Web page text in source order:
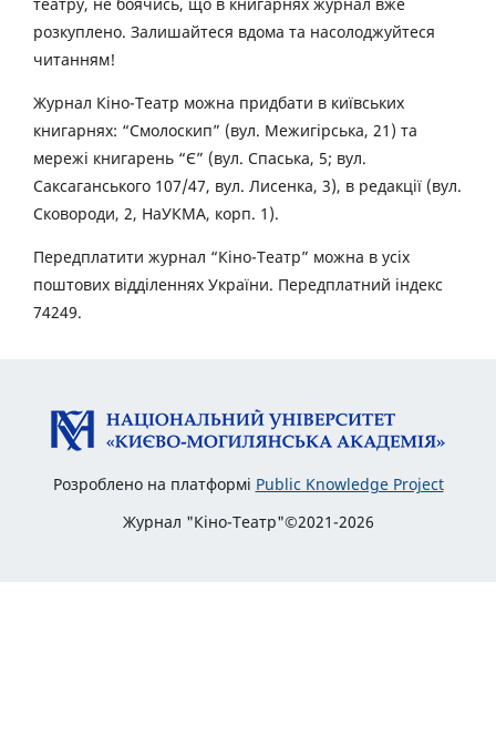
розкуплено. Залишайтеся вдома та насолоджуйтеся
читанням!
Журнал Кіно-Театр можна придбати в київських
книгарнях: “Смолоскип” (вул. Межигірська, 21) та
мережі книгарень “Є” (вул. Спаська, 5; вул.
Саксаганського 107/47, вул. Лисенка, 3), в редакції (вул.
Сковороди, 2, НаУКМА, корп. 1).
Передплатити журнал “Кіно-Театр” можна в усіх
поштових відділеннях України. Передплатний індекс
74249.
Розроблено на платформі Public Knowledge Project
Журнал "Кіно-Театр"©2021-2026